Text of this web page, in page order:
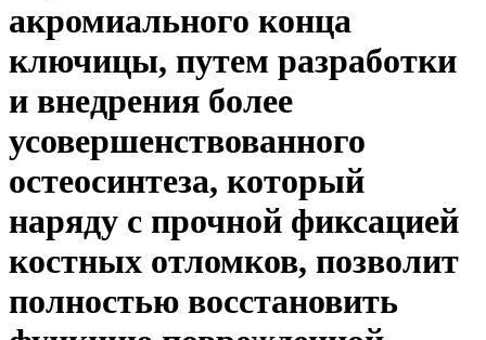
акромиального конца
ключицы, путем разработки
и внедрения более
усовершенствованного
остеосинтеза, который
наряду с прочной фиксацией
костных отломков, позволит
полностью восстановить